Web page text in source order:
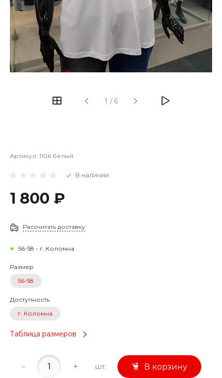
1 / 6
Артикул: 1106 белый
В наличии
1 800 ₽
Рассчитать доставку
56-58 - г. Коломна
Размер
56-58
Доступность
г. Коломна
Таблица размеров
- + шт. В корзину